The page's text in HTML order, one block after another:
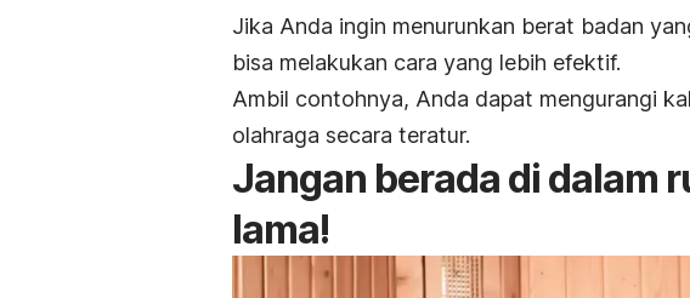
Jika Anda ingin menurunkan berat badan
bisa melakukan cara yang lebih efektif.
Ambil contohnya, Anda dapat mengurangi
olahraga secara teratur.
Jangan berada di dalam
lama!